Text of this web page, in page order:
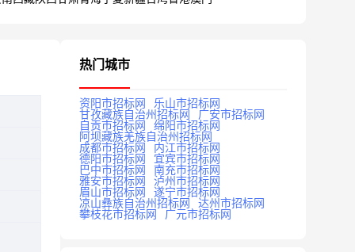
热门城市
资阳市招标网
乐山市招标网
甘孜藏族自治州招标网
广安市招标网
自贡市招标网
绵阳市招标网
阿坝藏族羌族自治州招标网
成都市招标网
内江市招标网
德阳市招标网
宜宾市招标网
巴中市招标网
南充市招标网
雅安市招标网
泸州市招标网
眉山市招标网
遂宁市招标网
凉山彝族自治州招标网
达州市招标网
攀枝花市招标网
广元市招标网